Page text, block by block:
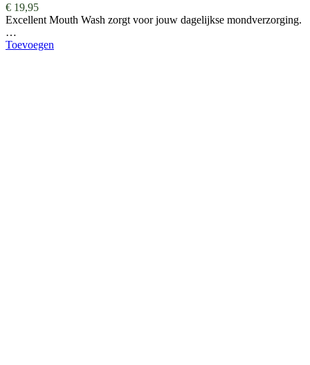
€ 19,95
Excellent Mouth Wash zorgt voor jouw dagelijkse mondverzorging.
…
Toevoegen